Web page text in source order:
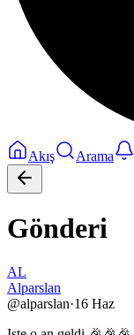
Akış Arama
Gönderi
AL
Alparslan
@alparslan·16 Haz